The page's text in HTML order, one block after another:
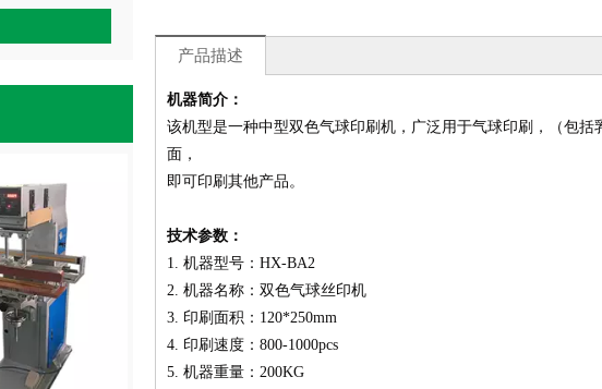
六色穿梭移印机
产品描述
机器简介：
该机型是一种中型双色气球印刷机，广泛用于气球印刷，（包
面，
即可印刷其他产品。
技术参数：
1. 机器型号：HX-BA2
2. 机器名称：双色气球丝印机
3. 印刷面积：120*250mm
4. 印刷速度：800-1000pcs
5. 机器重量：200KG